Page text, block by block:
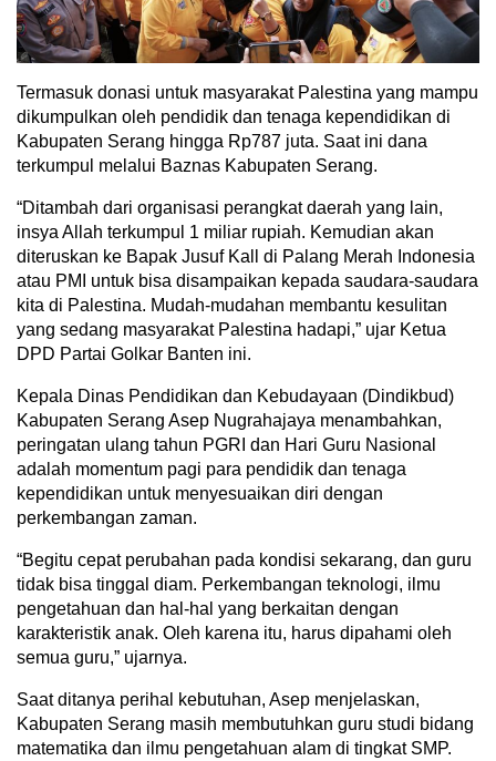
Termasuk donasi untuk masyarakat Palestina yang mampu
dikumpulkan oleh pendidik dan tenaga kependidikan di
Kabupaten Serang hingga Rp787 juta. Saat ini dana
terkumpul melalui Baznas Kabupaten Serang.
“Ditambah dari organisasi perangkat daerah yang lain,
insya Allah terkumpul 1 miliar rupiah. Kemudian akan
diteruskan ke Bapak Jusuf Kall di Palang Merah Indonesia
atau PMI untuk bisa disampaikan kepada saudara-saudara
kita di Palestina. Mudah-mudahan membantu kesulitan
yang sedang masyarakat Palestina hadapi,” ujar Ketua
DPD Partai Golkar Banten ini.
Kepala Dinas Pendidikan dan Kebudayaan (Dindikbud)
Kabupaten Serang Asep Nugrahajaya menambahkan,
peringatan ulang tahun PGRI dan Hari Guru Nasional
adalah momentum pagi para pendidik dan tenaga
kependidikan untuk menyesuaikan diri dengan
perkembangan zaman.
“Begitu cepat perubahan pada kondisi sekarang, dan guru
tidak bisa tinggal diam. Perkembangan teknologi, ilmu
pengetahuan dan hal-hal yang berkaitan dengan
karakteristik anak. Oleh karena itu, harus dipahami oleh
semua guru,” ujarnya.
Saat ditanya perihal kebutuhan, Asep menjelaskan,
Kabupaten Serang masih membutuhkan guru studi bidang
matematika dan ilmu pengetahuan alam di tingkat SMP.